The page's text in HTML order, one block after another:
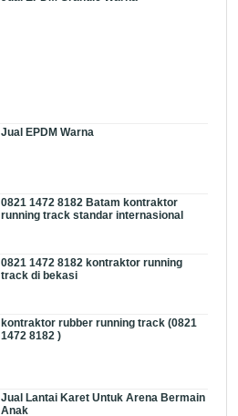
Jual EPDM Warna
0821 1472 8182 Batam kontraktor
running track standar internasional
0821 1472 8182 kontraktor running
track di bekasi
kontraktor rubber running track (0821
1472 8182 )
Jual Lantai Karet Untuk Arena Bermain
Anak